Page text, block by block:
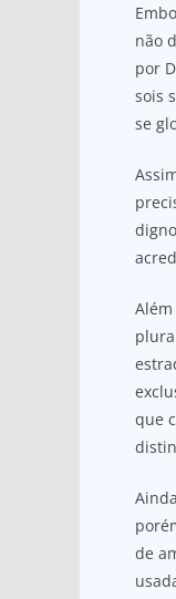
não
por
sois
se
que
de